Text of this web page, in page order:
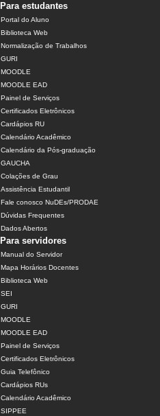
Para estudantes
Portal do Aluno
Biblioteca Web
Normalização de Trabalhos
GURI
MOODLE
MOODLE EAD
Painel de Serviços
Certificados Eletrônicos
Cardápios RU
Calendário Acadêmico
Calendário da Pós-graduação
GAUCHA
Colações de Grau
Assistência Estudantil
Fale conosco NuDEs/PRODAE
Dúvidas Frequentes
Dados Abertos
Para servidores
Manual do Servidor
Mapa Horários Docentes
Biblioteca Web
SEI
GURI
MOODLE
MOODLE EAD
Painel de Serviços
Certificados Eletrônicos
Guia Telefônico
Cardápios RUs
Calendário Acadêmico
SIPPEE